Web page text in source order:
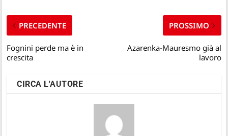
PRECEDENTE
Fognini perde ma è in
crescita
PROSSIMO
Azarenka-Mauresmo già al
lavoro
CIRCA L'AUTORE